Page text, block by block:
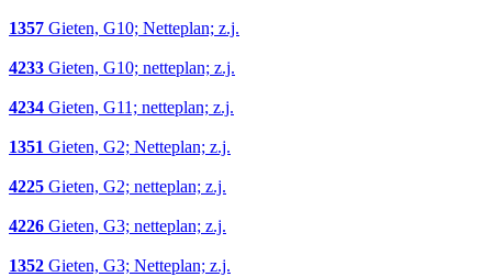
1357 Gieten, G10; Netteplan; z.j.
4233 Gieten, G10; netteplan; z.j.
4234 Gieten, G11; netteplan; z.j.
1351 Gieten, G2; Netteplan; z.j.
4225 Gieten, G2; netteplan; z.j.
4226 Gieten, G3; netteplan; z.j.
1352 Gieten, G3; Netteplan; z.j.